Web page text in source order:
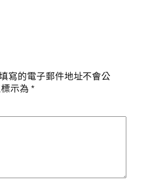
寫的電子郵件地址不會公
示為*